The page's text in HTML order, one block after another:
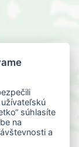
súhlasíte
na
a